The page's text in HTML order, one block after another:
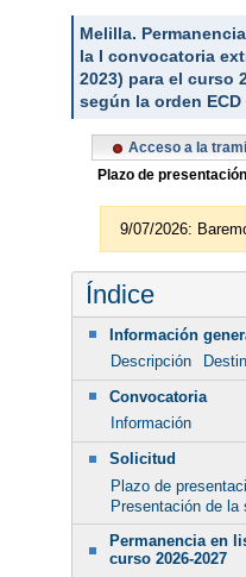
Melilla.
la I convocatoria
2023) para el curso
según la orden ECD
Acceso a la
Plazo de
9/07/2026:
Índice
Información
Descripción
Convocatoria
Información
Solicitud
Plazo de
Presentación de la
Permanencia en
curso 2026-2027